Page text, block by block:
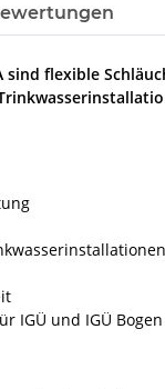
sind flexible
IGÜ und IGÜ Bogen